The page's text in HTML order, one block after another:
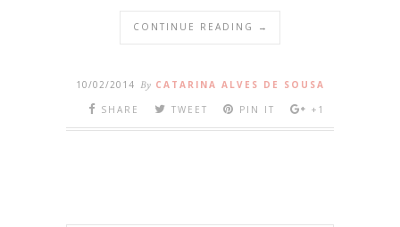
CONTINUE READING →
10/02/2014 By CATARINA ALVES DE SOUSA
SHARE
TWEET PIN IT +1